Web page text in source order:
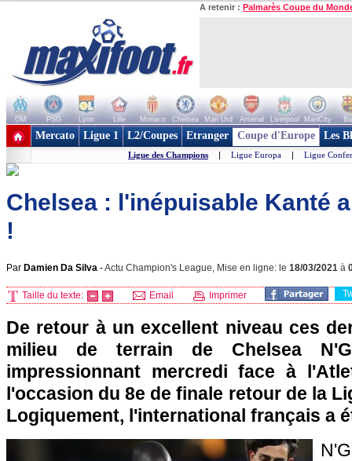
A retenir : Palmarès Coupe du
OM PSG Lyon Lille Monaco Chelsea Man Utd Arsenal Liverpool ManCity
+ de clubs
Mercato Ligue 1 L2/Coupes Etranger Coupe d'Europe Les
Ligue des Champions | Ligue Europa | Ligue
Chelsea : l'inépuisable Kanté
!
Par Damien Da Silva -Actu Champion's League, Mise en ligne: le 18/03/2021 à
Taille du texte: Email Imprimer
De retour à un excellent niveau ces
milieu de terrain de Chelsea
impressionnant mercredi face à
l'occasion du 8e de finale retour de la
Logiquement, l'international français a